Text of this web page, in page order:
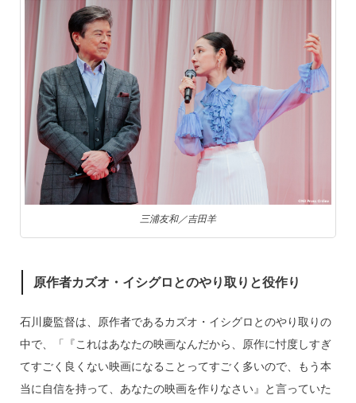
三浦友和／吉田羊
原作者カズオ・イシグロとのやり取りと役作り
石川慶監督は、原作者であるカズオ・イシグロとのやり取りの
中で、「『これはあなたの映画なんだから、原作に忖度しすぎ
てすごく良くない映画になることってすごく多いので、もう本
当に自信を持って、あなたの映画を作りなさい』と言っていた